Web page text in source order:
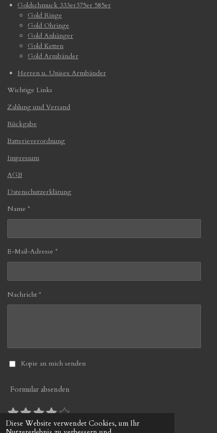
Diese Website verwendet Cookies, um Ihr
Goldschmuck 333er375er 585er
Gold Ringe
Gold Ohringe
Gold Anhänger
Gold Ketten
Gold Armbänder
Herren u. Unisex Armbänder
Wichtige Links
Zahlung und Versand
Rückgabe
Batterieverordnung
Impressum
AGB
Datenschutzerklärung
Name *
E-Mail-Adresse *
Nachricht *
Kopie an mich senden
Formular absenden
B
e
1
S
2
S
3
S
4
S
5
S
B
e
w
10 Stimmen